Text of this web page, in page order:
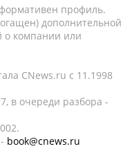
профиль.
дополнительной
о компании или
CNews.ru c 11.1998
в очереди разбора -
book@cnews.ru